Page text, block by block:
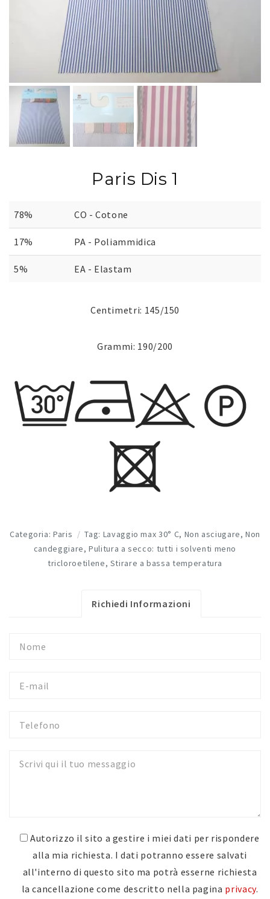
Paris Dis 1
78% CO - Cotone
17% PA - Poliammidica
5% EA - Elastam
Centimetri: 145/150
Grammi: 190/200
Categoria: Paris Tag: Lavaggio max 30° C, Non asciugare,Non
candeggiare,Pulitura a secco: tutti i solventi meno
tricloroetilene, Stirare a bassa temperatura
Richiedi Informazioni
Autorizzo il sito a gestire i miei dati per rispondere
alla mia richiesta. I dati potranno essere salvati
all'interno di questo sito ma potrà esserne richiesta
la cancellazione come descritto nella pagina privacy.